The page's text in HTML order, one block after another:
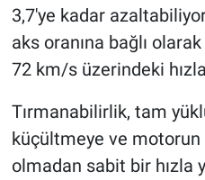
3,7'ye kadar
aks oranına bağlı
72 km/s üzerindeki
Tırmanabilirlik, tam
küçültmeye ve motorun
olmadan sabit bir hızla